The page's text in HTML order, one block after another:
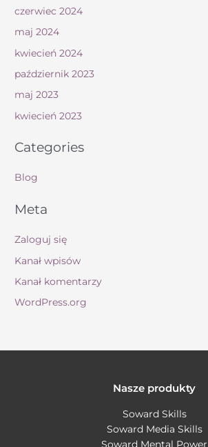
czerwiec 2024
maj 2024
kwiecień 2024
październik 2023
maj 2023
kwiecień 2023
Categories
Blog
Meta
Zaloguj się
Kanał wpisów
Kanał komentarzy
WordPress.org
Nasze produkty
Soward Skills
Soward Media Skills
Soward Mental Power